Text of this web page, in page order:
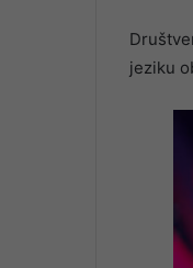
jeziku